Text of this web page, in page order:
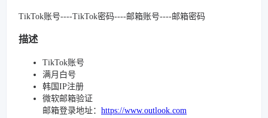
TikTok账号----TikTok密码----邮箱账号----邮箱密码
描述
TikTok账号
满月白号
韩国IP注册
微软邮箱验证
邮箱登录地址： https://www.outlook.com